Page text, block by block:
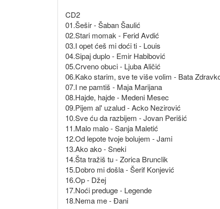
CD2
01.Šešir - Šaban Šaulić
02.Stari momak - Ferid Avdić
03.I opet ćeš mi doći ti - Louis
04.Sipaj duplo - Emir Habibović
05.Crveno obuci - Ljuba Aličić
06.Kako starim, sve te više volim - Bata
07.I ne pamtiš - Maja Marijana
08.Hajde, hajde - Medeni Mesec
09.Pijem al' uzalud - Acko Nezirović
10.Sve ću da razbijem - Jovan Perišić
11.Malo malo - Sanja Maletić
12.Od lepote tvoje bolujem - Jami
13.Ako ako - Sneki
14.Šta tražiš tu - Zorica Brunclik
15.Dobro mi došla - Šerif Konjević
16.Op - Džej
17.Noći preduge - Legende
18.Nema me - Đani